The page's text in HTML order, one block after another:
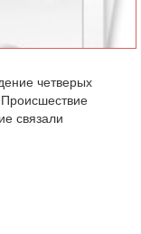
четверых
связали